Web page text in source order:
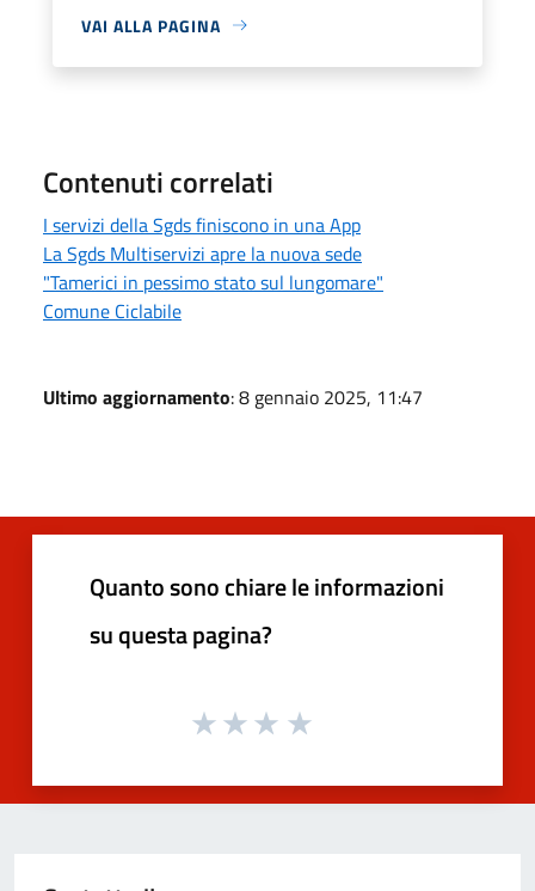
VAI ALLA PAGINA
Contenuti correlati
I servizi della Sgds finiscono in una App
La Sgds Multiservizi apre la nuova sede
"Tamerici in pessimo stato sul lungomare"
Comune Ciclabile
Ultimo aggiornamento: 8 gennaio 2025, 11:47
Quanto sono chiare le informazioni
su questa pagina?